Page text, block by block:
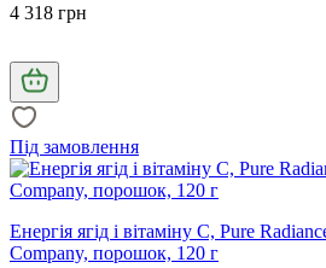
4 318 грн
Під замовлення
Енергія ягід і вітаміну С, Pure
Company, порошок, 120 г